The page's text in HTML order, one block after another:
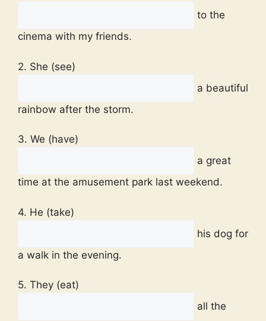
to the
cinema with my friends.
2. She (see)
a beautiful
rainbow after the storm.
3. We (have)
a great
time at the amusement park last weekend.
4. He (take)
his dog for
a walk in the evening.
5. They (eat)
all the